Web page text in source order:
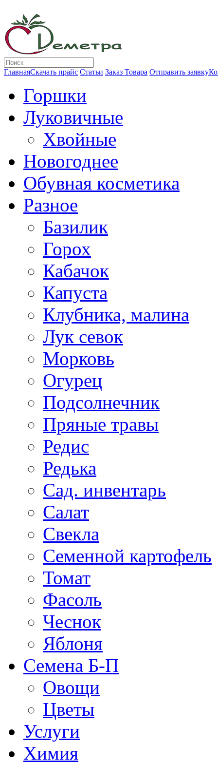
ГлавнаяСкачать прайс Статьи Заказ Товара Отправить заявку
Горшки
Луковичные
Хвойные
Новогоднее
Обувная косметика
Разное
Базилик
Горох
Кабачок
Капуста
Клубника, малина
Лук севок
Морковь
Огурец
Подсолнечник
Пряные травы
Редис
Редька
Сад. инвентарь
Салат
Свекла
Семенной картофель
Томат
Фасоль
Чеснок
Яблоня
Семена Б-П
Овощи
Цветы
Услуги
Химия